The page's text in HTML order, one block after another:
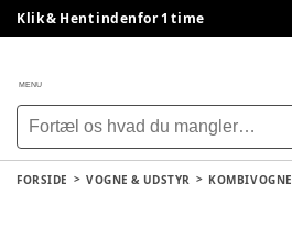
Klik & Hent indenfor 1 time
MENU
FORSIDE VOGNE & UDSTYR KOMBIVOGNE